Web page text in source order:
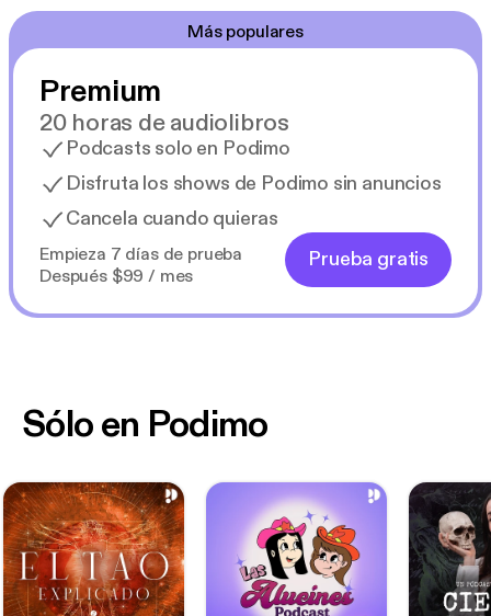
Más populares
Premium
20 horas de audiolibros
Podcasts solo en Podimo
Disfruta los shows de Podimo sin anuncios
Cancela cuando quieras
Empieza 7 días de prueba
Después $99 / mes
Prueba gratis
Sólo en Podimo